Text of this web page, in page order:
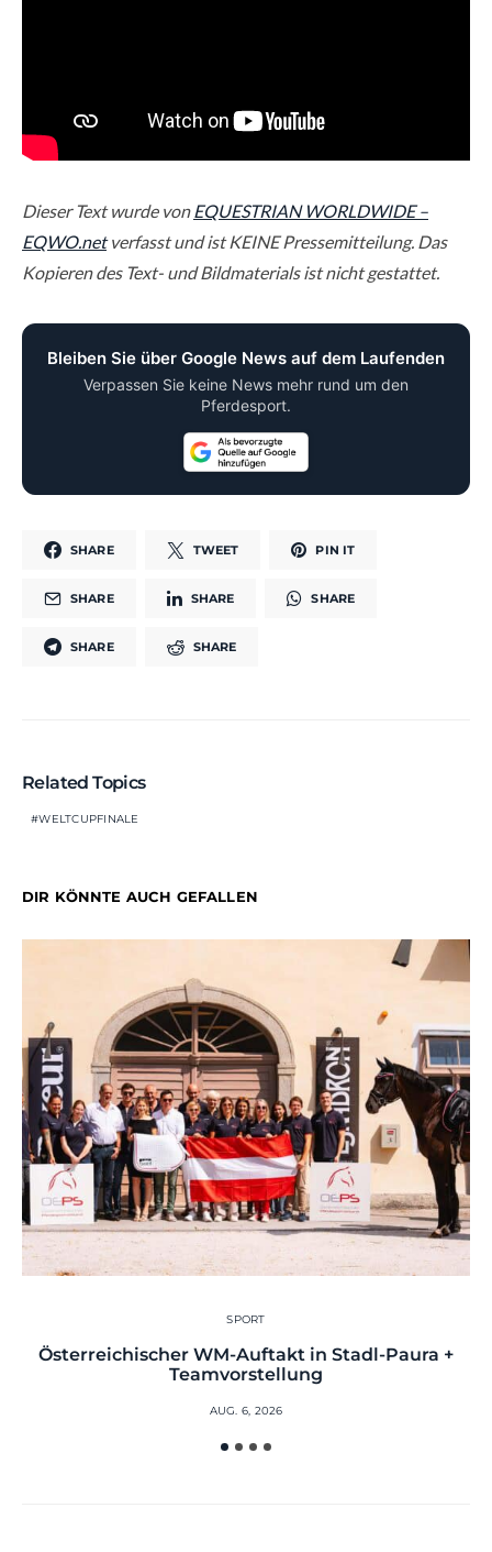
Dieser Text wurde vonEQUESTRIAN WORLDWIDE –
EQWO.netverfasst und ist KEINE Pressemitteilung. Das
Kopieren des Text- und Bildmaterials ist nicht gestattet.
Bleiben Sie über Google News auf dem Laufenden
Verpassen Sie keine News mehr rund um den
Pferdesport.
SHARE TWEET PIN IT
SHARE SHARE SHARE
SHARE SHARE
Related Topics
WELTCUPFINALE
DIR KÖNNTE AUCH GEFALLEN
SPORT
Österreichischer WM-Auftakt in Stadl-Paura +
Teamvorstellung
AUG. 6, 2026